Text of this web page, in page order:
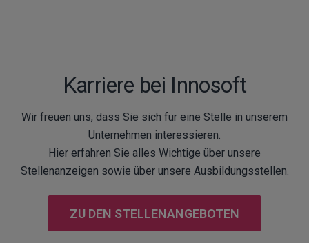
Karriere bei Innosoft
Wir freuen uns, dass Sie sich für eine Stelle in unserem
Unternehmen interessieren.
Hier erfahren Sie alles Wichtige über unsere
Stellenanzeigen sowie über unsere Ausbildungsstellen.
ZU DEN STELLENANGEBOTEN